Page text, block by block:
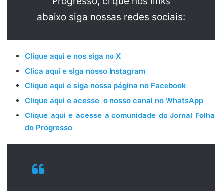
abaixo siga nossas redes sociais:
Clique aqui e nos siga no X
Clica aqui e siga nosso Instagram
Clique aqui e siga nossa página no Facebook
Clique aqui e acesse o nosso canal no WhatsApp
Clique aqui e acesse a comunidade do Jornal Folha
do Progresso